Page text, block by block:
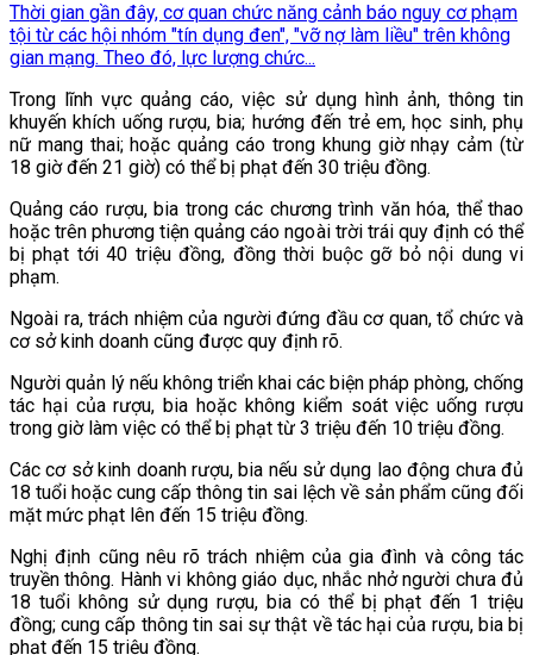
Thời gian gần đây, cơ quan chức năng cảnh báo nguy cơ phạm
tội từ các hội nhóm "tín dụng đen", "vỡ nợ làm liều" trên không
gian mạng. Theo đó, lực lượng chức...
Trong lĩnh vực quảng cáo, việc sử dụng hình ảnh, thông tin
khuyến khích uống rượu, bia; hướng đến trẻ em, học sinh, phụ
nữ mang thai; hoặc quảng cáo trong khung giờ nhạy cảm (từ
18 giờ đến 21 giờ) có thể bị phạt đến 30 triệu đồng.
Quảng cáo rượu, bia trong các chương trình văn hóa, thể thao
hoặc trên phương tiện quảng cáo ngoài trời trái quy định có thể
bị phạt tới 40 triệu đồng, đồng thời buộc gỡ bỏ nội dung vi
phạm.
Ngoài ra, trách nhiệm của người đứng đầu cơ quan, tổ chức và
cơ sở kinh doanh cũng được quy định rõ.
Người quản lý nếu không triển khai các biện pháp phòng, chống
tác hại của rượu, bia hoặc không kiểm soát việc uống rượu
trong giờ làm việc có thể bị phạt từ 3 triệu đến 10 triệu đồng.
Các cơ sở kinh doanh rượu, bia nếu sử dụng lao động chưa đủ
18 tuổi hoặc cung cấp thông tin sai lệch về sản phẩm cũng đối
mặt mức phạt lên đến 15 triệu đồng.
Nghị định cũng nêu rõ trách nhiệm của gia đình và công tác
truyền thông. Hành vi không giáo dục, nhắc nhở người chưa đủ
18 tuổi không sử dụng rượu, bia có thể bị phạt đến 1 triệu
đồng; cung cấp thông tin sai sự thật về tác hại của rượu, bia bị
phạt đến 15 triệu đồng.